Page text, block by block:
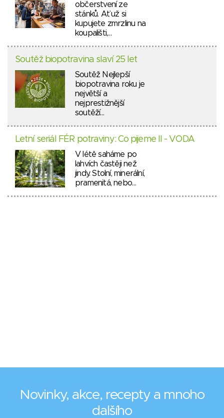
občerstvení ze
stánků. Ať už si
kupujete zmrzlinu na
koupališti,…
Soutěž biopotravina slaví 25 let
Soutěž Nejlepší
biopotravina roku je
největší a
nejprestižnější
soutěží…
Letní seriál FÉR potraviny: Co pijeme II - VODA
V létě saháme po
lahvích častěji než
jindy. Stolní, minerální,
pramenitá, nebo…
Novinky, akce, recepty a mnoho
dalšího